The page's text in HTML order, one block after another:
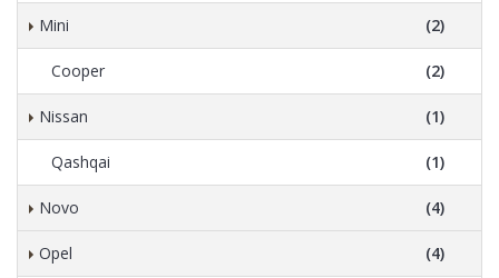
Mini (2)
Cooper (2)
Nissan (1)
Qashqai (1)
Novo (4)
Opel (4)